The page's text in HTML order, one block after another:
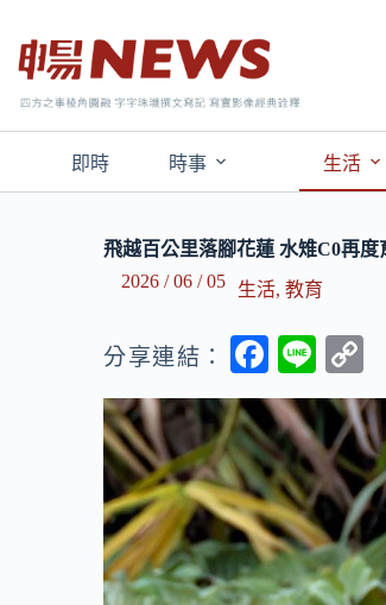
即時 時事 生活
飛越百公里落腳花蓮 水雉C0再
2026 / 06 / 05
生活,教育
分享連結：
F
ac
e
b
o
o
k
Li
n
e
o
p
y
n
k